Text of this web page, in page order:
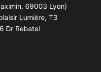
69003 Lyon)
Lumière, T3
Dr Rebatel